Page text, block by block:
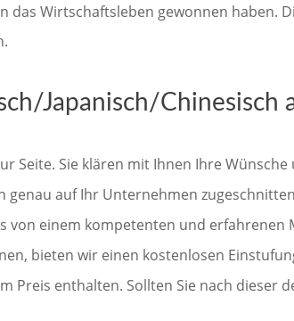
das Wirtschaftsleben gewonnen haben.
Japanisch/Chinesisch
Seite. Sie klären mit Ihnen Ihre
auf Ihr Unternehmen
einem kompetenten und erfahrenen
bieten wir einen kostenlosen
Preis enthalten. Sollten Sie nach dieser